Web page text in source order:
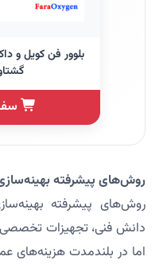
روش‌های پیشرفته
روش‌های پیشرفته
دانش فنی، تجهیزات تخصصی،
اما در بلندمدت هزینه‌های